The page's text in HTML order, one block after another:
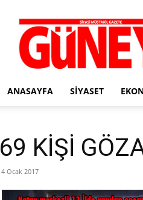
Gazete
Güney
ANASAYFA SIYASET
69 KİŞİ
4 Ocak 2017